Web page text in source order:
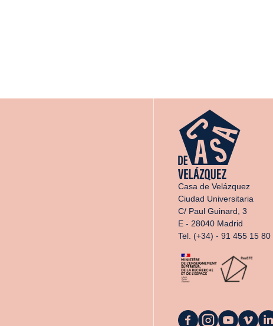
Casa de Velázquez
Ciudad Universitaria
C/ Paul Guinard, 3
E - 28040 Madrid
Tel. (+34) - 91 455 15 80